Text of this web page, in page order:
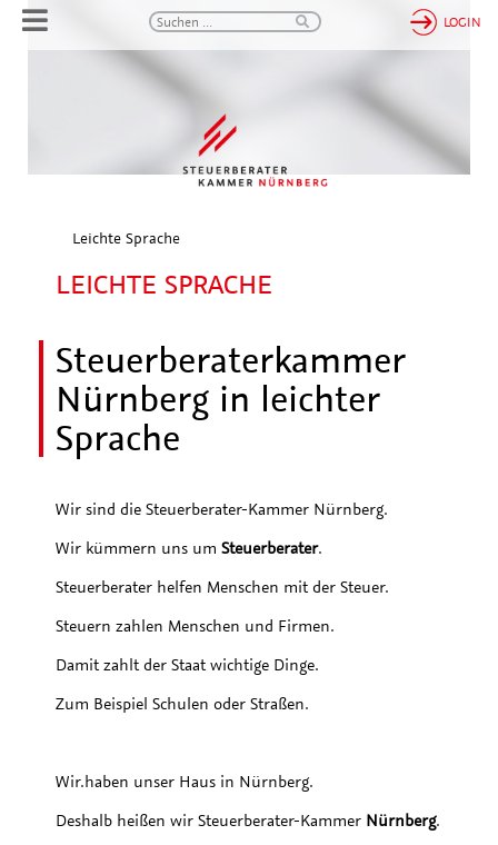
LOGIN
Leichte Sprache
LEICHTE SPRACHE
Steuerberaterkammer
Nürnberg in leichter
Sprache
Wir sind die Steuerberater-Kammer Nürnberg.
Wir kümmern uns um Steuerberater.
Steuerberater helfen Menschen mit der Steuer.
Steuern zahlen Menschen und Firmen.
Damit zahlt der Staat wichtige Dinge.
Zum Beispiel Schulen oder Straßen.
Wir.haben unser Haus in Nürnberg.
Deshalb heißen wir Steuerberater-Kammer Nürnberg.